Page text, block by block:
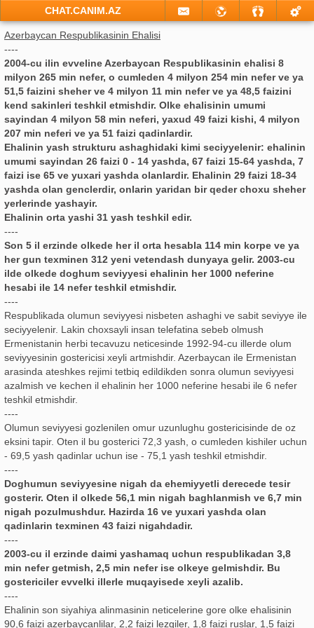
CHAT.CANIM.AZ
Azerbaycan Respublikasinin Ehalisi
----
2004-cu ilin evveline Azerbaycan Respublikasinin ehalisi 8
milyon 265 min nefer, o cumleden 4 milyon 254 min nefer ve ya
51,5 faizini sheher ve 4 milyon 11 min nefer ve ya 48,5 faizini
kend sakinleri teshkil etmishdir. Olke ehalisinin umumi
sayindan 4 milyon 58 min neferi, yaxud 49 faizi kishi, 4 milyon
207 min neferi ve ya 51 faizi qadinlardir.
Ehalinin yash strukturu ashaghidaki kimi seciyyelenir: ehalinin
umumi sayindan 26 faizi 0 - 14 yashda, 67 faizi 15-64 yashda, 7
faizi ise 65 ve yuxari yashda olanlardir. Ehalinin 29 faizi 18-34
yashda olan genclerdir, onlarin yaridan bir qeder choxu sheher
yerlerinde yashayir.
Ehalinin orta yashi 31 yash teshkil edir.
----
Son 5 il erzinde olkede her il orta hesabla 114 min korpe ve ya
her gun texminen 312 yeni vetendash dunyaya gelir. 2003-cu
ilde olkede doghum seviyyesi ehalinin her 1000 neferine
hesabi ile 14 nefer teshkil etmishdir.
----
Respublikada olumun seviyyesi nisbeten ashaghi ve sabit seviyye ile
seciyyelenir. Lakin choxsayli insan telefatina sebeb olmush
Ermenistanin herbi tecavuzu neticesinde 1992-94-cu illerde olum
seviyyesinin gostericisi xeyli artmishdir. Azerbaycan ile Ermenistan
arasinda ateshkes rejimi tetbiq edildikden sonra olumun seviyyesi
azalmish ve kechen il ehalinin her 1000 neferine hesabi ile 6 nefer
teshkil etmishdir.
----
Olumun seviyyesi gozlenilen omur uzunlughu gostericisinde de oz
eksini tapir. Oten il bu gosterici 72,3 yash, o cumleden kishiler uchun
- 69,5 yash qadinlar uchun ise - 75,1 yash teshkil etmishdir.
----
Doghumun seviyyesine nigah da ehemiyyetli derecede tesir
gosterir. Oten il olkede 56,1 min nigah baghlanmish ve 6,7 min
nigah pozulmushdur. Hazirda 16 ve yuxari yashda olan
qadinlarin texminen 43 faizi nigahdadir.
----
2003-cu il erzinde daimi yashamaq uchun respublikadan 3,8
min nefer getmish, 2,5 min nefer ise olkeye gelmishdir. Bu
gostericiler evvelki illerle muqayisede xeyli azalib.
----
Ehalinin son siyahiya alinmasinin neticelerine gore olke ehalisinin
90,6 faizi azerbaycanlilar, 2,2 faizi lezgiler, 1,8 faizi ruslar, 1,5 faizi